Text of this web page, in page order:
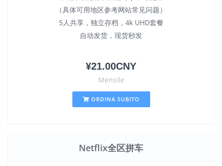
（具体可用地区参考网站常见问题）
5人共享，独立存档，4k UHD套餐
自动发货，现货秒发
¥21.00CNY
Mensile
ORDINA SUBITO
Netflix全区拼车